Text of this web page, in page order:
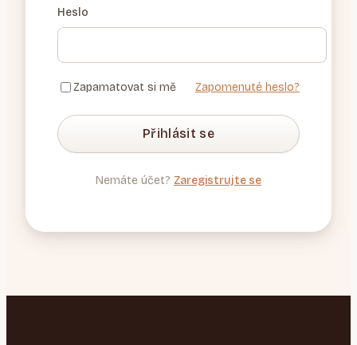
Heslo
Zapamatovat si mě Zapomenuté heslo?
Přihlásit se
Nemáte účet? Zaregistrujte se